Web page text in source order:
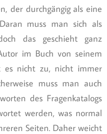
der durchgängig als eine
muss man sich als
das geschieht ganz
im Buch von seinem
es nicht zu, nicht immer
muss man auch
des Fragenkatalogs
werden, was normal
Seiten. Daher weicht